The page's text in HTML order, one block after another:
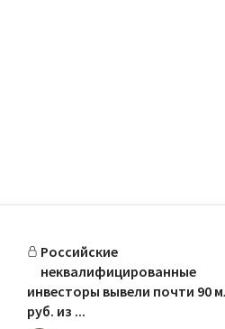
Российские
неквалифицированные
инвесторы вывели почти 90
руб. из ...